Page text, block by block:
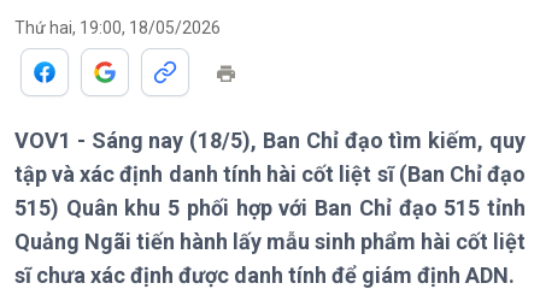
Giới thiệu
Thời sự 18h
Thời sự 21h30
Bản tin
Chuyên mục
Theo dòng Thời sự
Thứ hai, 19:00, 18/05/2026
VOV1 - Sáng nay (18/5), Ban Chỉ đạo tìm kiếm, quy
tập và xác định danh tính hài cốt liệt sĩ (Ban Chỉ đạo
515) Quân khu 5 phối hợp với Ban Chỉ đạo 515 tỉnh
Quảng Ngãi tiến hành lấy mẫu sinh phẩm hài cốt liệt
sĩ chưa xác định được danh tính để giám định ADN.